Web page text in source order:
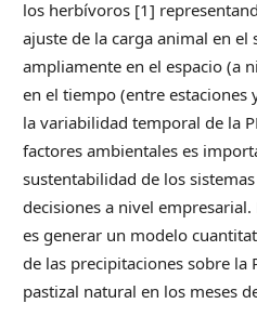
los herbívoros [1]
ajuste de la carga animal en el
ampliamente en el espacio (a
en el tiempo (entre estaciones
la variabilidad temporal de la
factores ambientales es
sustentabilidad de los
decisiones a nivel
es generar un modelo
de las precipitaciones sobre la
pastizal natural en los meses